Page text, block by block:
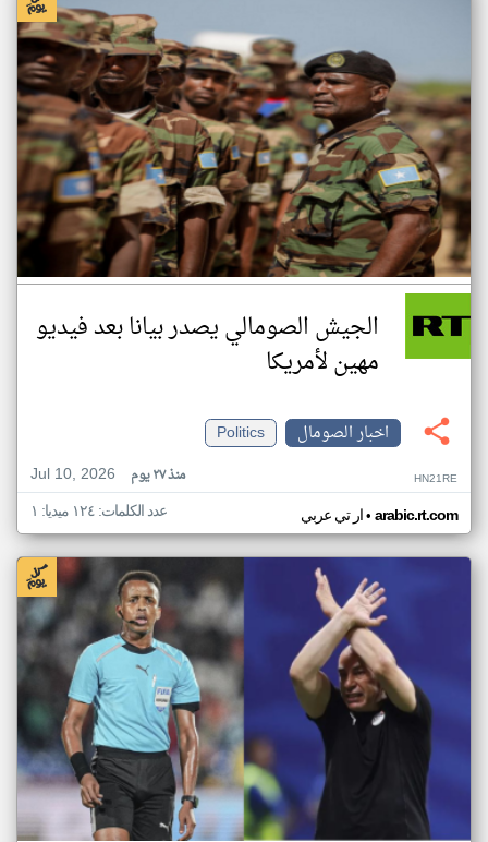
الجيش الصومالي يصدر بيانا بعد فيديو
مهين لأمريكا
اخبار الصومال
Politics
Jul 10, 2026
منذ ٢٧ يوم HN21RE
ار تي عربي• arabic.rt.com عدد الكلمات: ١٢٤ ميديا: ١